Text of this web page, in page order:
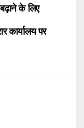
के लिए
कार्यालय पर